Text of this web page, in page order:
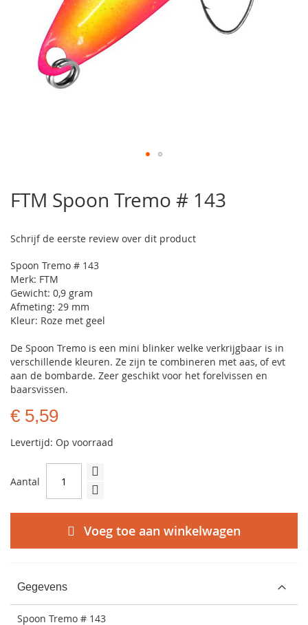
het
begin
de
gallerij
FTM Spoon Tremo # 143
Schrijf de eerste review over dit product
Spoon Tremo # 143
Merk: FTM
Gewicht: 0,9 gram
Afmeting: 29 mm
Kleur: Roze met geel
De Spoon Tremo is een mini blinker welke verkrijgbaar is in
verschillende kleuren. Ze zijn te combineren met aas, of evt
aan de bombarde. Zeer geschikt voor het forelvissen en
baarsvissen.
€ 5,59
Levertijd: Op voorraad
Aantal
Voeg toe aan winkelwagen
Gegevens
Spoon Tremo # 143